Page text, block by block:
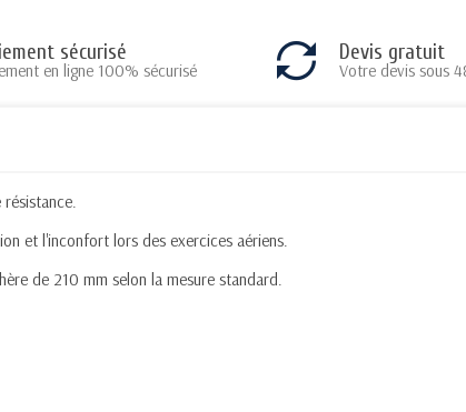
sécurisé
en ligne 100% sécurisé
Devis gratuit
Votre devis sous
et l'inconfort lors des exercices aériens.
de 210 mm selon la mesure standard.